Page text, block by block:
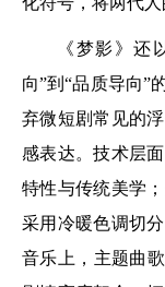
《梦影》还
向”到“品质导向”
弃微短剧常见的
感表达。技术层
特性与传统美学
采用冷暖色调切
音乐上，主题曲